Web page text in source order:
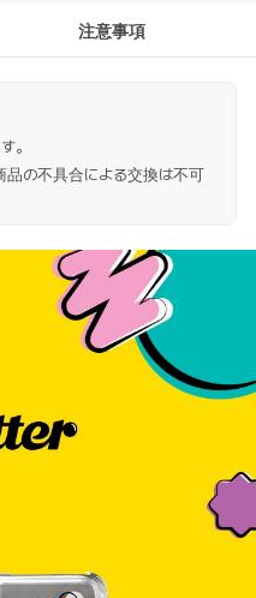
注意事項
。
品の不具合による交換は不可